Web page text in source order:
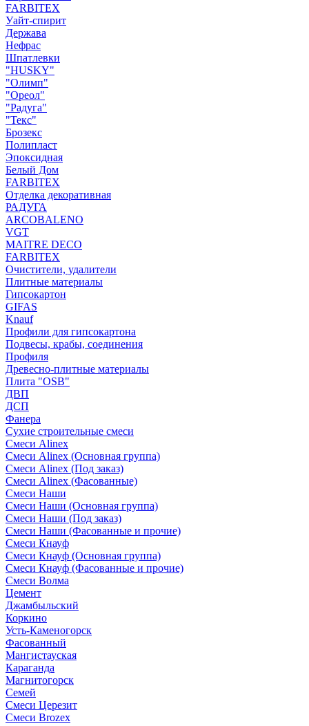
FARBITEX
Уайт-спирит
Держава
Нефрас
Шпатлевки
"HUSKY"
"Олимп"
"Ореол"
"Радуга"
"Текс"
Брозекс
Полипласт
Эпоксидная
Белый Дом
FARBITEX
Отделка декоративная
РАДУГА
ARCOBALENO
VGT
MAITRE DECO
FARBITEX
Очистители, удалители
Плитные материалы
Гипсокартон
GIFAS
Knauf
Профили для гипсокартона
Подвесы, крабы, соединения
Профиля
Древесно-плитные материалы
Плита "OSB"
ДВП
ДСП
Фанера
Сухие строительные смеси
Смеси Alinex
Смеси Alinex (Основная группа)
Смеси Alinex (Под заказ)
Смеси Alinex (Фасованные)
Смеси Наши
Смеси Наши (Основная группа)
Смеси Наши (Под заказ)
Смеси Наши (Фасованные и прочие)
Смеси Кнауф
Смеси Кнауф (Основная группа)
Смеси Кнауф (Фасованные и прочие)
Смеси Волма
Цемент
Джамбыльский
Коркино
Усть-Каменогорск
Фасованный
Мангистауская
Караганда
Магнитогорск
Семей
Смеси Церезит
Смеси Brozex